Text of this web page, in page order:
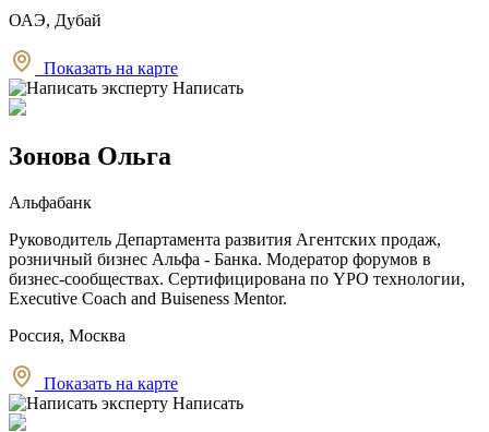
ОАЭ, Дубай
Показать на карте
Написать
Зонова Ольга
Альфабанк
Руководитель Департамента развития Агентских продаж,
розничный бизнес Альфа - Банка. Модератор форумов в
бизнес-сообществах. Сертифицирована по YPO технологии,
Executive Coach and Buiseness Mentor.
Россия, Москва
Показать на карте
Написать